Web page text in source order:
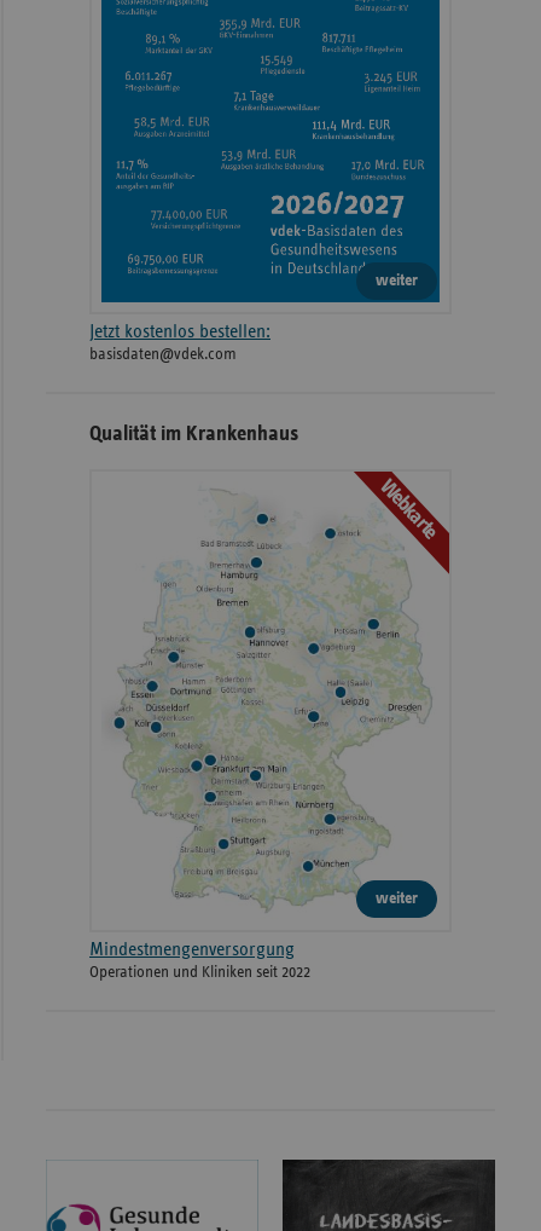
weiter
Jetzt kostenlos bestellen:
basisdaten@vdek.com
Qualität im Krankenhaus
Webkarte
weiter
Mindestmengenversorgung
Operationen und Kliniken seit 2022